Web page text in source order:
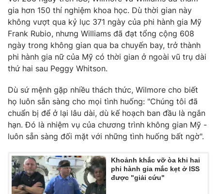
gia hơn 150 thí nghiệm khoa học. Dù thời gian này
không vượt qua kỷ lục 371 ngày của phi hành gia Mỹ
Frank Rubio, nhưng Williams đã đạt tổng cộng 608
ngày trong không gian qua ba chuyến bay, trở thành
phi hành gia nữ của Mỹ có thời gian ở ngoài vũ trụ dài
thứ hai sau Peggy Whitson.
Dù sứ mệnh gặp nhiều thách thức, Wilmore cho biết
họ luôn sẵn sàng cho mọi tình huống: "Chúng tôi đã
chuẩn bị để ở lại lâu dài, dù kế hoạch ban đầu là ngắn
hạn. Đó là nhiệm vụ của chương trình không gian Mỹ -
luôn sẵn sàng đối mặt với những tình huống bất ngờ".
Khoảnh khắc vỡ òa khi hai
phi hành gia mắc kẹt ở ISS
được "giải cứu"